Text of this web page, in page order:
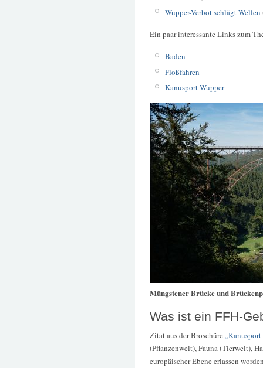
Wupper-Verbot schlägt Wellen
Ein paar interessante Links zum
Baden
Floßfahren
Kanusport Wupper
Müngstener Brücke und
Was ist ein FFH-
Zitat aus der Broschüre
(Pflanzenwelt), Fauna (Tierwelt),
europäischer Ebene erlassen